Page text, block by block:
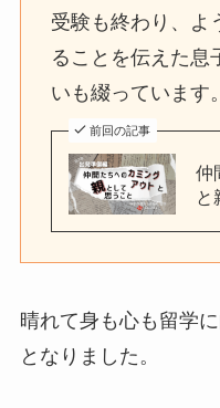
受験も終わり、よ
ることを伝えた息
いも綴っています。
前回の記事
仲
と
晴れて身も心も留学
となりました。